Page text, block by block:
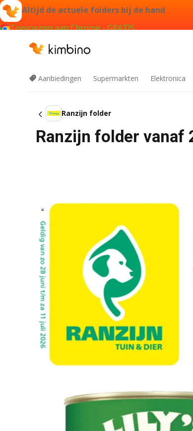
Altijd de actuele folders bij de hand
Toevoegen aan Chrome - GRATIS
Aanbiedingen Supermarkten Elektronica
Ranzijn folder
Ranzijn folder vanaf